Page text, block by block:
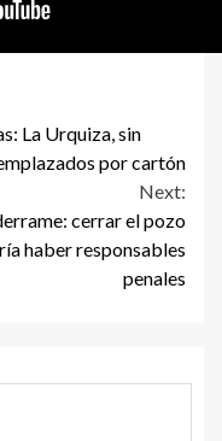
La Urquiza, sin
por cartón
Next:
cerrar el pozo
haber responsables
penales